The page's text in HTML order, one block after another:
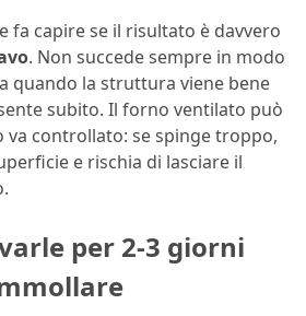
fa capire se il risultato è davvero
. Non succede sempre in modo
quando la struttura viene bene
subito. Il forno ventilato può
va controllato: se spinge troppo,
e rischia di lasciare il
per 2-3 giorni